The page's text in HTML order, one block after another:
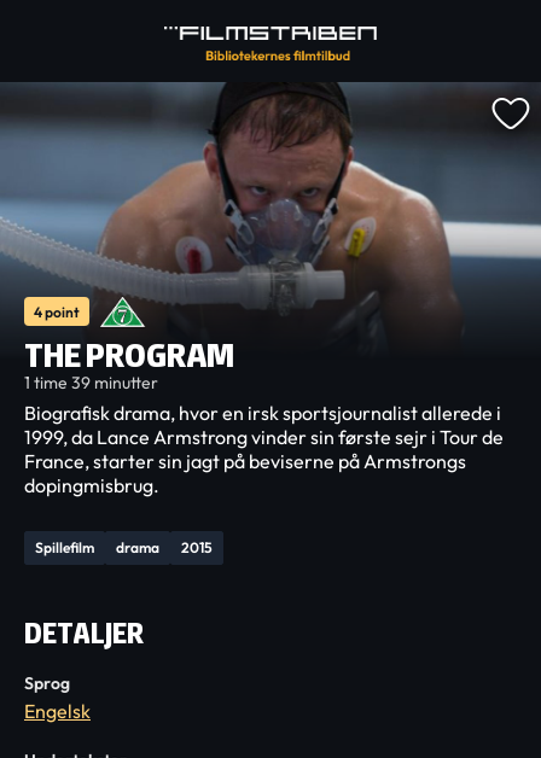
4 point
THE PROGRAM
1 time 39 minutter
Spillefilm drama 2015
Biografisk drama, hvor en irsk sportsjournalist allerede i
1999, da Lance Armstrong vinder sin første sejr i Tour de
France, starter sin jagt på beviserne på Armstrongs
dopingmisbrug.
DETALJER
Sprog
Engelsk